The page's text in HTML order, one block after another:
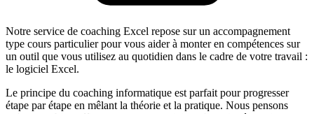
Notre service de coaching Excel repose sur un accompagnement
type cours particulier pour vous aider à monter en compétences sur
un outil que vous utilisez au quotidien dans le cadre de votre travail :
le logiciel Excel.
Le principe du coaching informatique est parfait pour progresser
étape par étape en mêlant la théorie et la pratique. Nous pensons